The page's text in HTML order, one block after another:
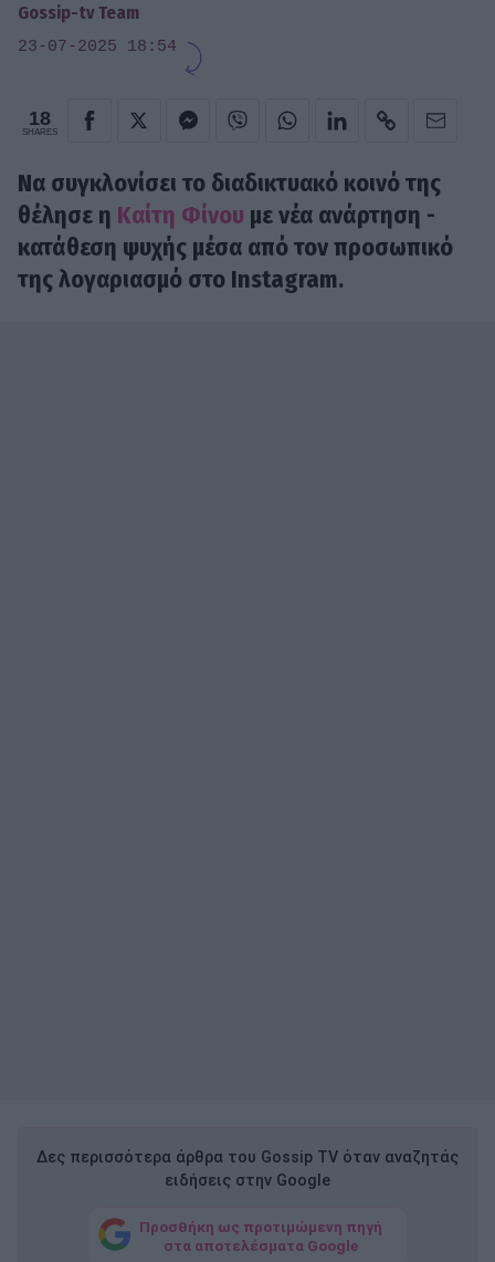
Gossip-tv Team
23-07-2025 18:54
18
SHARES
Να συγκλονίσει το διαδικτυακό κοινό της
θέλησε η Καίτη Φίνου με νέα ανάρτηση -
κατάθεση ψυχής μέσα από τον προσωπικό
της λογαριασμό στο Instagram.
Δες περισσότερα άρθρα του Gossip TV όταν αναζητάς
ειδήσεις στην Google
Προσθήκη ως προτιμώμενη πηγή
στα αποτελέσματα Google